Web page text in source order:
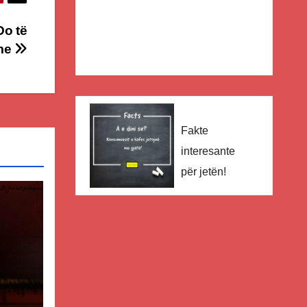
të
Fakte
interesante
për jetën!